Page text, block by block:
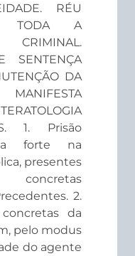
RÉU
TODA A
SENTENÇA
DA
1. Prisão
forte na
presentes
concretas
2.
da
pelo modus
do agente